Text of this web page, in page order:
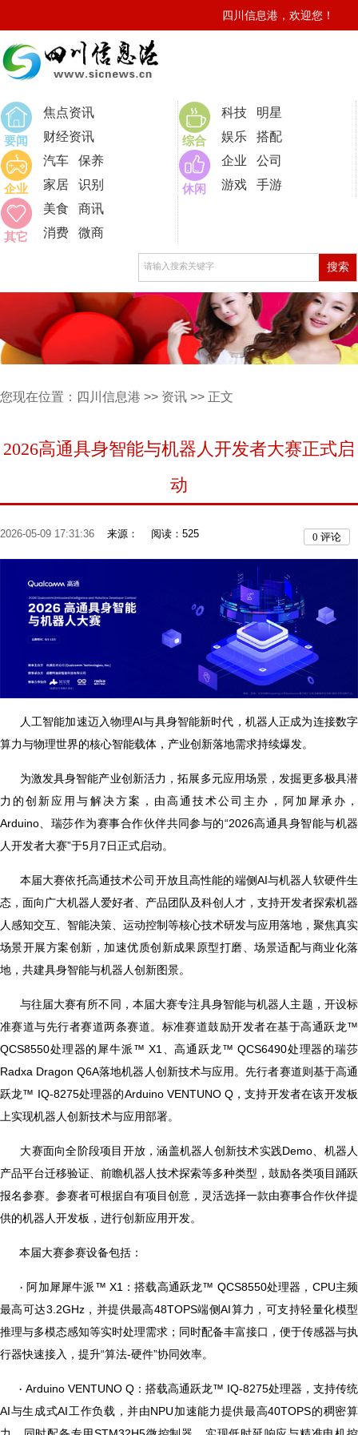
四川信息港，欢迎您！
要闻
焦点资讯
财经资讯
综合
科技
明星
娱乐
搭配
企业
汽车
保养
家居
识别 休闲
企业
公司
游戏
手游
其它
美食
商讯
消费
微商
您现在位置： 四川信息港 >> 资讯 >> 正文
2026高通具身智能与机器人开发者大赛正式启
动
2026-05-09 17:31:36 来源： 阅读：525 0 评论
人工智能加速迈入物理AI与具身智能新时代，机器人正成为连接数字
算力与物理世界的核心智能载体，产业创新落地需求持续爆发。
为激发具身智能产业创新活力，拓展多元应用场景，发掘更多极具潜
力的创新应用与解决方案，由高通技术公司主办，阿加犀承办，
Arduino、瑞莎作为赛事合作伙伴共同参与的“2026高通具身智能与机器
人开发者大赛”于5月7日正式启动。
本届大赛依托高通技术公司开放且高性能的端侧AI与机器人软硬件生
态，面向广大机器人爱好者、产品团队及科创人才，支持开发者探索机器
人感知交互、智能决策、运动控制等核心技术研发与应用落地，聚焦真实
场景开展方案创新，加速优质创新成果原型打磨、场景适配与商业化落
地，共建具身智能与机器人创新图景。
与往届大赛有所不同，本届大赛专注具身智能与机器人主题，开设标
准赛道与先行者赛道两条赛道。标准赛道鼓励开发者在基于高通跃龙™
QCS8550处理器的犀牛派™ X1、高通跃龙™ QCS6490处理器的瑞莎
Radxa Dragon Q6A落地机器人创新技术与应用。先行者赛道则基于高通
跃龙™ IQ-8275处理器的Arduino VENTUNO Q，支持开发者在该开发板
上实现机器人创新技术与应用部署。
大赛面向全阶段项目开放，涵盖机器人创新技术实践Demo、机器人
产品平台迁移验证、前瞻机器人技术探索等多种类型，鼓励各类项目踊跃
报名参赛。参赛者可根据自有项目创意，灵活选择一款由赛事合作伙伴提
供的机器人开发板，进行创新应用开发。
本届大赛参赛设备包括：
· 阿加犀犀牛派™ X1：搭载高通跃龙™ QCS8550处理器，CPU主频
最高可达3.2GHz，并提供最高48TOPS端侧AI算力，可支持轻量化模型
推理与多模态感知等实时处理需求；同时配备丰富接口，便于传感器与执
行器快速接入，提升“算法-硬件”协同效率。
· Arduino VENTUNO Q：搭载高通跃龙™ IQ-8275处理器，支持传统
AI与生成式AI工作负载，并由NPU加速能力提供最高40TOPS的稠密算